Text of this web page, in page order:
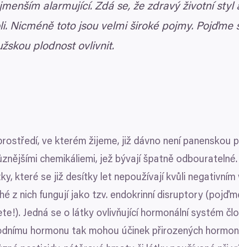
alarmující. Zdá se, že zdravý životní styl
Nicméně toto jsou velmi široké pojmy. Pojďme
plodnost ovlivnit.
ve kterém žijeme, již dávno není panenskou
chemikáliemi, jež bývají špatně
které se již desítky let nepoužívají kvůli negativním
z nich fungují jako tzv. endokrinní disruptory
Jedná se o látky ovlivňující hormonální systém
hormonu tak mohou účinek přirozených